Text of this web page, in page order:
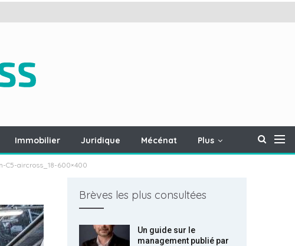
Immobilier Juridique Mécénat Plus
C5-aircross_18-600×400
Brèves les plus consultées
Un guide sur le
management publié par